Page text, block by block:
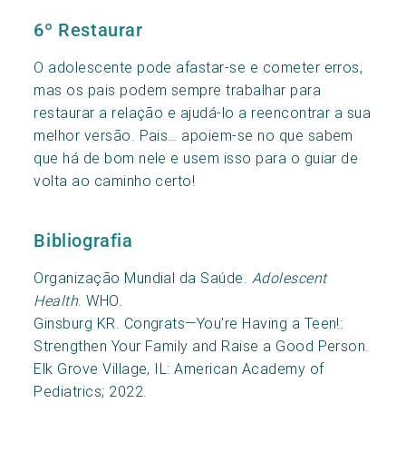
6º Restaurar
O adolescente pode afastar-se e cometer erros,
mas os pais podem sempre trabalhar para
restaurar a relação e ajudá-lo a reencontrar a sua
melhor versão. Pais… apoiem-se no que sabem
que há de bom nele e usem isso para o guiar de
volta ao caminho certo!
Bibliografia
Organização Mundial da Saúde. Adolescent
Health. WHO.
Ginsburg KR. Congrats—You’re Having a Teen!:
Strengthen Your Family and Raise a Good Person.
Elk Grove Village, IL: American Academy of
Pediatrics; 2022.